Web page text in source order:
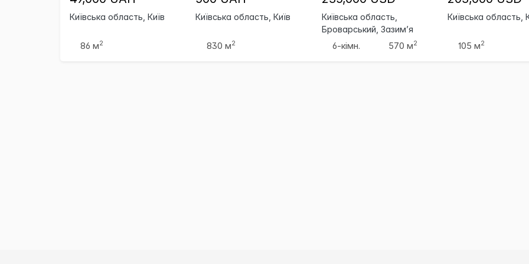
Київська область, Київ
86 м2
Київська область, Київ
830 м2
Київська область,
Броварський, Зазим’я
6-кімн.
570 м2
Київська область,
105 м2